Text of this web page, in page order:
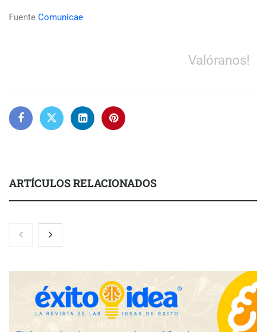
Fuente Comunicae
Valóranos!
ARTÍCULOS RELACIONADOS
Nicols presenta seis modelos de anillos de compromiso para el
eclipse solar del 12 de agosto
Zoomex mejora su Strategy Center con herramientas
avanzadas para trading estratégico
COMPALISS de LYSOTRIC: cuando un solo producto multiplica